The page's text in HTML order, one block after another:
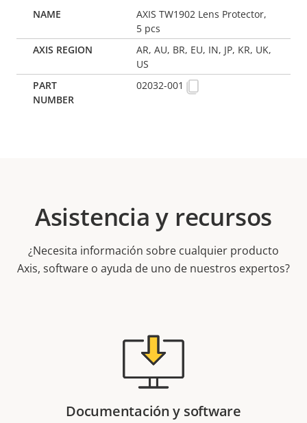
AXIS TW1902 Lens Protector,
5 pcs
AR, AU, BR, EU, IN, JP, KR, UK,
US
02032-001
Asistencia y recursos
¿Necesita información sobre cualquier producto
Axis, software o ayuda de uno de nuestros expertos?
Documentación y software